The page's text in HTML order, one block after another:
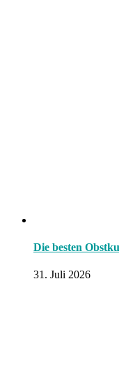
Die besten
31. Juli 2026